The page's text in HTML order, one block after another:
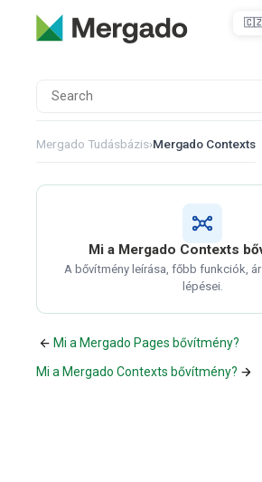
Mergado Tudásbázis›Mergado Contexts
Mi a Mergado Contexts
A bővítmény leírása, főbb funkciók,
lépései.
Mi a Mergado Pages bővítmény?
Mi a Mergado Contexts bővítmény?